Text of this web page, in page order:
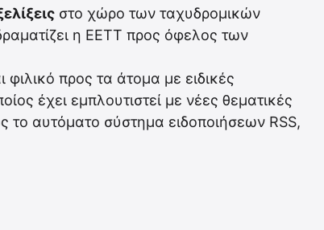
στο χώρο των ταχυδρομικών
η ΕΕΤΤ προς όφελος των
προς τα άτομα με ειδικές
έχει εμπλουτιστεί με νέες θεματικές
το αυτόματο σύστημα ειδοποιήσεων RSS,